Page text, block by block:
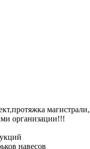
организации!!!
навесов